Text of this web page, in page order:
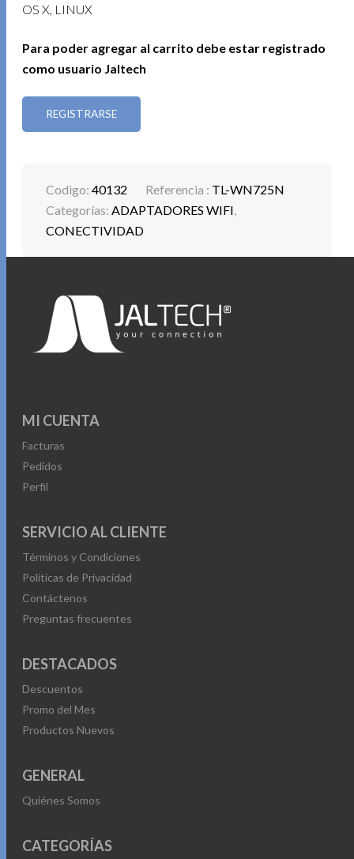
OS X, LINUX
Para poder agregar al carrito debe estar registrado
como usuario Jaltech
REGISTRARSE
Codigo:40132 Referencia : TL-WN725N
Categorías:ADAPTADORES WIFI,
CONECTIVIDAD
MI CUENTA
Facturas
Pedidos
Perfil
SERVICIO AL CLIENTE
Términos y Condiciones
Políticas de Privacidad
Contáctenos
Preguntas frecuentes
DESTACADOS
Descuentos
Promo del Mes
Productos Nuevos
GENERAL
Quiénes Somos
CATEGORÍAS